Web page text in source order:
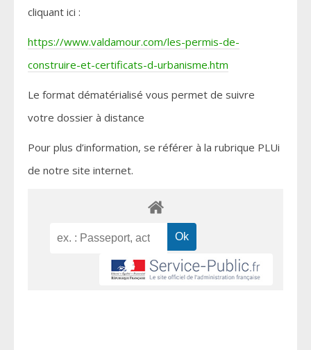
cliquant ici :
https://www.valdamour.com/les-permis-de-
construire-et-certificats-d-urbanisme.htm
Le format dématérialisé vous permet de suivre
votre dossier à distance
Pour plus d’information, se référer à la rubrique PLUi
de notre site internet.